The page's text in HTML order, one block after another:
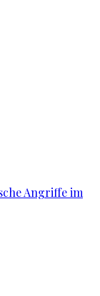
Angriffe im